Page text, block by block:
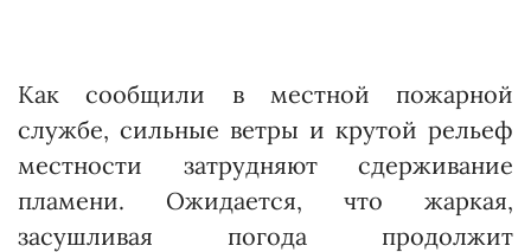
Как сообщили в местной пожарной
службе, сильные ветры и крутой рельеф
местности затрудняют сдерживание
пламени. Ожидается, что жаркая,
засушливая погода продолжит